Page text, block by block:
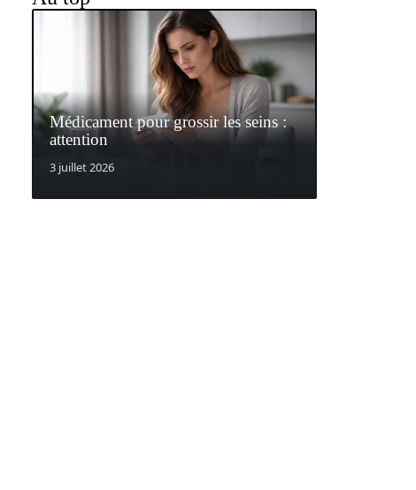
Médicament pour grossir les seins :
attention
3 juillet 2026